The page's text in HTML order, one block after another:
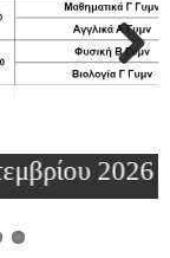
2026